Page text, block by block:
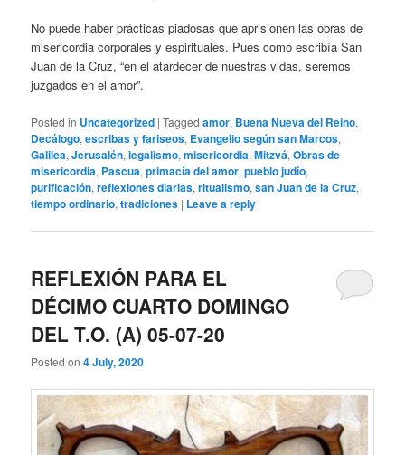
No puede haber prácticas piadosas que aprisionen las obras de
misericordia corporales y espirituales. Pues como escribía San
Juan de la Cruz, “en el atardecer de nuestras vidas, seremos
juzgados en el amor”.
Posted in Uncategorized |Tagged amor, Buena Nueva del Reino,
Decálogo,escribas y fariseos, Evangelio según san Marcos,
Galilea,Jerusalén,legalismo,misericordia,Mitzvá,Obras de
misericordia, Pascua,primacía del amor,pueblo judío,
purificación,reflexiones diarias,ritualismo,san Juan de la Cruz,
tiempo ordinario,tradiciones | Leave a reply
REFLEXIÓN PARA EL
DÉCIMO CUARTO DOMINGO
DEL T.O. (A) 05-07-20
Posted on4 July, 2020